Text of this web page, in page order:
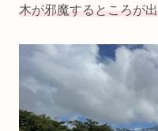
木が邪魔するところが